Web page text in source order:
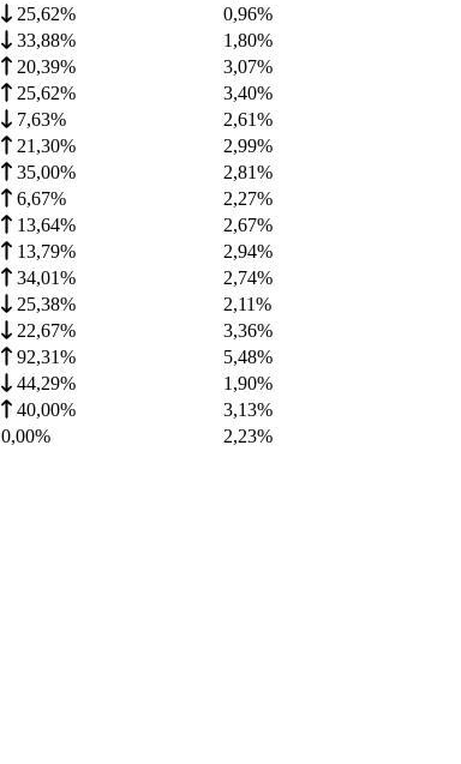
25,62% 0,96%
33,88% 1,80%
20,39% 3,07%
25,62% 3,40%
7,63% 2,61%
21,30% 2,99%
35,00% 2,81%
6,67% 2,27%
13,64% 2,67%
13,79% 2,94%
34,01% 2,74%
25,38% 2,11%
22,67% 3,36%
92,31% 5,48%
44,29% 1,90%
40,00% 3,13%
0,00% 2,23%